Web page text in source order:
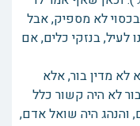
לא מספיק, אבל
לעיל, בנזקי כלים, אם
לא מדין בור, אלא
לא היה קשור כלל
והנהג היה שואל אדם,